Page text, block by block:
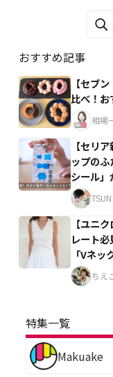
おすすめ記事
【セブン
比べ！お
相場
【セリ
ップのふ
シール」
TSUN
【ユニ
レート
「Vネッ
ちえ
特集一覧
Makuake